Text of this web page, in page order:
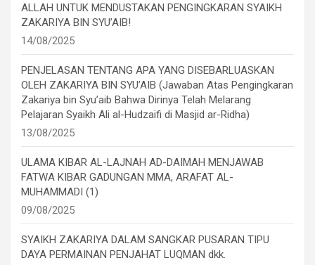
ALLAH UNTUK MENDUSTAKAN PENGINGKARAN SYAIKH
ZAKARIYA BIN SYU’AIB!
14/08/2025
PENJELASAN TENTANG APA YANG DISEBARLUASKAN
OLEH ZAKARIYA BIN SYU’AIB (Jawaban Atas Pengingkaran
Zakariya bin Syu’aib Bahwa Dirinya Telah Melarang
Pelajaran Syaikh Ali al-Hudzaifi di Masjid ar-Ridha)
13/08/2025
ULAMA KIBAR AL-LAJNAH AD-DAIMAH MENJAWAB
FATWA KIBAR GADUNGAN MMA, ARAFAT AL-
MUHAMMADI (1)
09/08/2025
SYAIKH ZAKARIYA DALAM SANGKAR PUSARAN TIPU
DAYA PERMAINAN PENJAHAT LUQMAN dkk.